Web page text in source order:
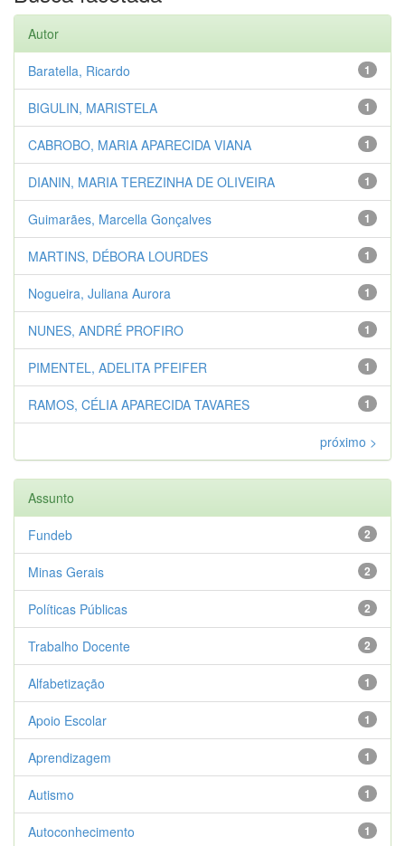
Autor
1
Baratella, Ricardo
1
BIGULIN, MARISTELA
1
CABROBO, MARIA APARECIDA VIANA
1
DIANIN, MARIA TEREZINHA DE OLIVEIRA
1
Guimarães, Marcella Gonçalves
1
MARTINS, DÉBORA LOURDES
1
Nogueira, Juliana Aurora
1
NUNES, ANDRÉ PROFIRO
1
PIMENTEL, ADELITA PFEIFER
1
RAMOS, CÉLIA APARECIDA TAVARES
próximo >
Assunto
2
Fundeb
2
Minas Gerais
2
Políticas Públicas
2
Trabalho Docente
1
Alfabetização
1
Apoio Escolar
1
Aprendizagem
1
Autismo
1
Autoconhecimento